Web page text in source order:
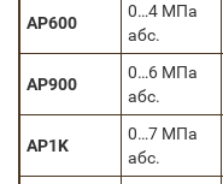
AP600
0…4 МПа
абс.
AP900
0…6 МПа
абс.
AP1K
0…7 МПа
абс.